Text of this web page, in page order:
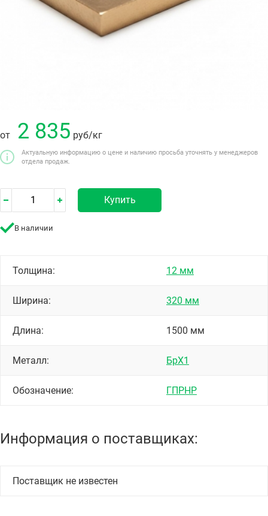
от 2 835 руб/кг
Актуальную информацию о цене и наличию просьба уточнять у менеджеров
отдела продаж.
Купить
В наличии
Толщина: 12 мм
Ширина: 320 мм
Длина: 1500 мм
Металл: БрХ1
Обозначение: ГПРНР
Информация о поставщиках:
Поставщик не известен